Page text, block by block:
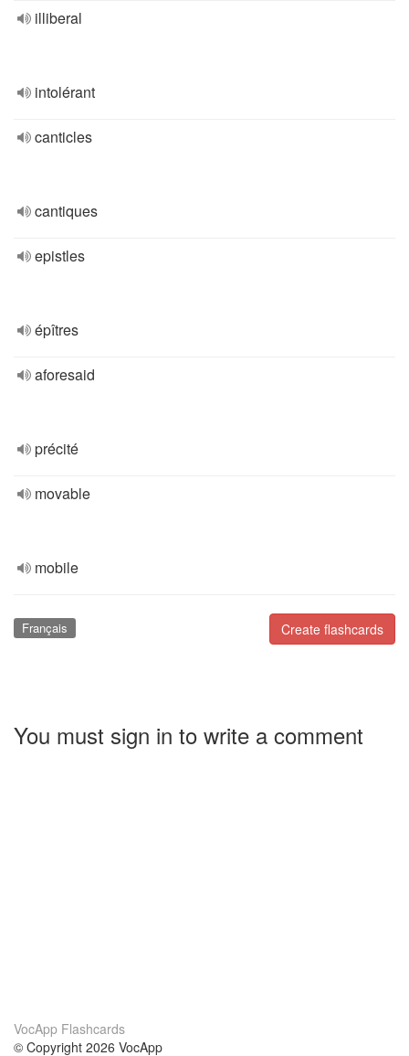
illiberal
intolérant
canticles
cantiques
epistles
épîtres
aforesaid
précité
movable
mobile
Create flashcards
Français
You must sign in to write a comment
VocApp Flashcards
© Copyright 2026 VocApp